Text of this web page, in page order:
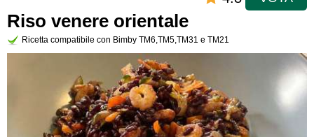
Riso venere orientale
Ricetta compatibile con Bimby TM6,TM5,TM31 e TM21